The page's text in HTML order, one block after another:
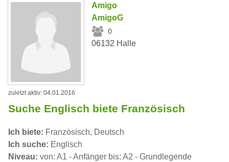
Amigo
AmigoG
0
06132 Halle
zuletzt aktiv: 04.01.2016
Suche Englisch biete Französisch
Ich biete: Französisch, Deutsch
Ich suche: Englisch
Niveau: von: A1 - Anfänger bis: A2 - Grundlegende